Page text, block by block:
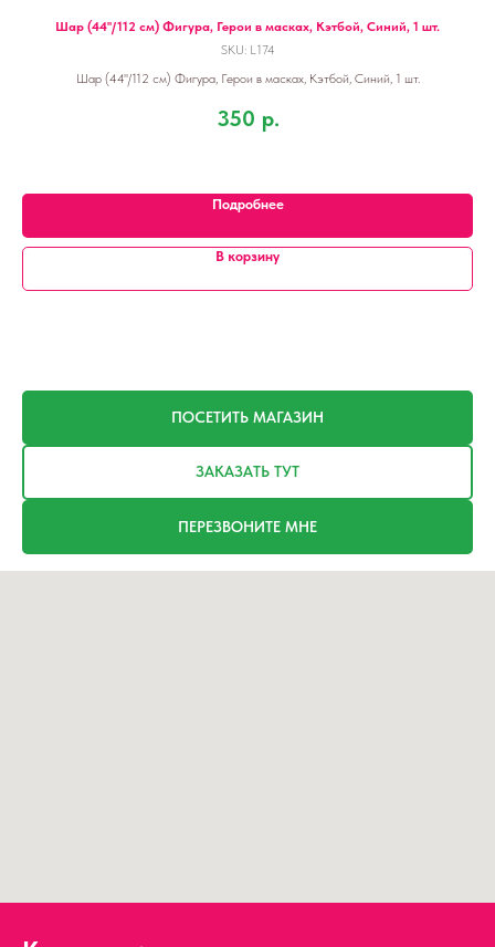
Шар (44''/112 см) Фигура, Герои в масках, Кэтбой, Синий, 1 шт.
SKU: L174
Шар (44''/112 см) Фигура, Герои в масках, Кэтбой, Синий, 1 шт.
350 р.
Подробнее
В корзину
ПОСЕТИТЬ МАГАЗИН
ЗАКАЗАТЬ ТУТ
ПЕРЕЗВОНИТЕ МНЕ